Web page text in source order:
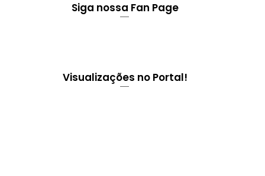
Siga nossa Fan Page
Visualizações no Portal!